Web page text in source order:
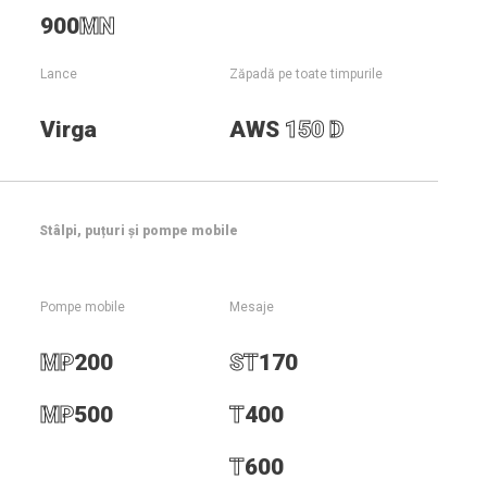
900MN
Lance
Virga
Zăpadă pe toate timpurile
AWS 150 D
Stâlpi, puțuri și pompe mobile
Pompe mobile
MP200
MP500
Mesaje
ST170
T400
T600
Du-te la T600
SUPERSNOW T400